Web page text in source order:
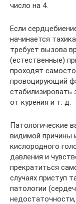
число на 4.
Если
начинается
требует вызова
(естественные)
проходят
провоцирующий
стабилизировать
от курения и т. д.
Патологические
видимой причины
кислородного
давления и
прекратиться
случаях приступ
патологии